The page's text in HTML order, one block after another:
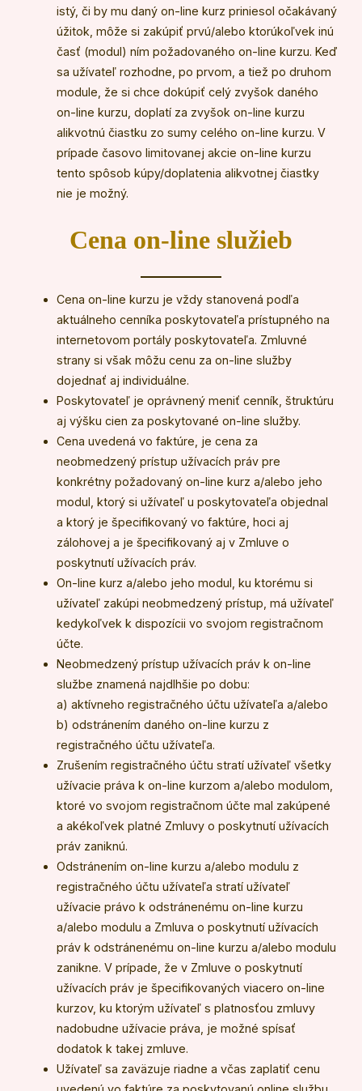
istý, či by mu daný on-line kurz priniesol očakávaný
úžitok, môže si zakúpiť prvú/alebo ktorúkoľvek inú
časť (modul) ním požadovaného on-line kurzu. Keď
sa užívateľ rozhodne, po prvom, a tiež po druhom
module, že si chce dokúpiť celý zvyšok daného
on-line kurzu, doplatí za zvyšok on-line kurzu
alikvotnú čiastku zo sumy celého on-line kurzu. V
prípade časovo limitovanej akcie on-line kurzu
tento spôsob kúpy/doplatenia alikvotnej čiastky
nie je možný.
Cena on-line služieb
Cena on-line kurzu je vždy stanovená podľa
aktuálneho cenníka poskytovateľa prístupného na
internetovom portály poskytovateľa. Zmluvné
strany si však môžu cenu za on-line služby
dojednať aj individuálne.
Poskytovateľ je oprávnený meniť cenník, štruktúru
aj výšku cien za poskytované on-line služby.
Cena uvedená vo faktúre, je cena za
neobmedzený prístup užívacích práv pre
konkrétny požadovaný on-line kurz a/alebo jeho
modul, ktorý si užívateľ u poskytovateľa objednal
a ktorý je špecifikovaný vo faktúre, hoci aj
zálohovej a je špecifikovaný aj v Zmluve o
poskytnutí užívacích práv.
On-line kurz a/alebo jeho modul, ku ktorému si
užívateľ zakúpi neobmedzený prístup, má užívateľ
kedykoľvek k dispozícii vo svojom registračnom
účte.
Neobmedzený prístup užívacích práv k on-line
službe znamená najdlhšie po dobu:
a) aktívneho registračného účtu užívateľa a/alebo
b) odstránením daného on-line kurzu z
registračného účtu užívateľa.
Zrušením registračného účtu stratí užívateľ všetky
užívacie práva k on-line kurzom a/alebo modulom,
ktoré vo svojom registračnom účte mal zakúpené
a akékoľvek platné Zmluvy o poskytnutí užívacích
práv zaniknú.
Odstránením on-line kurzu a/alebo modulu z
registračného účtu užívateľa stratí užívateľ
užívacie právo k odstránenému on-line kurzu
a/alebo modulu a Zmluva o poskytnutí užívacích
práv k odstránenému on-line kurzu a/alebo modulu
zanikne. V prípade, že v Zmluve o poskytnutí
užívacích práv je špecifikovaných viacero on-line
kurzov, ku ktorým užívateľ s platnosťou zmluvy
nadobudne užívacie práva, je možné spísať
dodatok k takej zmluve.
Užívateľ sa zaväzuje riadne a včas zaplatiť cenu